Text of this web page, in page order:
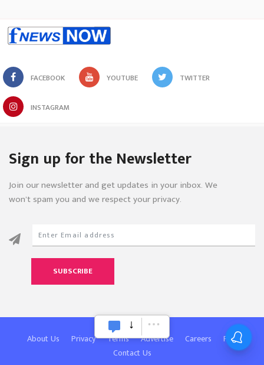
FACEBOOK YOUTUBE TWITTER
INSTAGRAM
Sign up for the Newsletter
Join our newsletter and get updates in your inbox. We
won’t spam you and we respect your privacy.
SUBSCRIBE
About Us Privacy Terms Advertise Careers
FAQ
Contact Us